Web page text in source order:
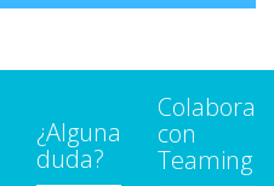
¿Alguna
duda?
Colabora
con
Teaming